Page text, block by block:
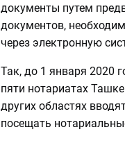
документы путем
документов,
через электронную
Так, до 1 января 2020
пяти нотариатах
других областях
посещать